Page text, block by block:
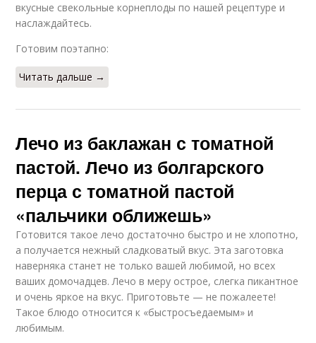
вкусные свекольные корнеплоды по нашей рецептуре и
наслаждайтесь.
Готовим поэтапно:
Читать дальше →
Лечо из баклажан с томатной
пастой. Лечо из болгарского
перца с томатной пастой
«пальчики оближешь»
Готовится такое лечо достаточно быстро и не хлопотно,
а получается нежный сладковатый вкус. Эта заготовка
наверняка станет не только вашей любимой, но всех
ваших домочадцев. Лечо в меру острое, слегка пикантное
и очень яркое на вкус. Приготовьте — не пожалеете!
Такое блюдо относится к «быстросъедаемым» и
любимым.